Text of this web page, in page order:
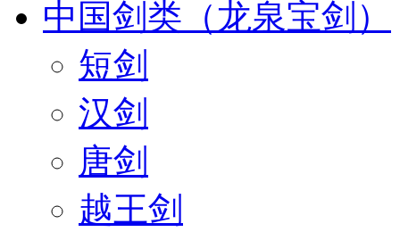
中国剑类（龙泉宝剑）
短剑
汉剑
唐剑
越王剑